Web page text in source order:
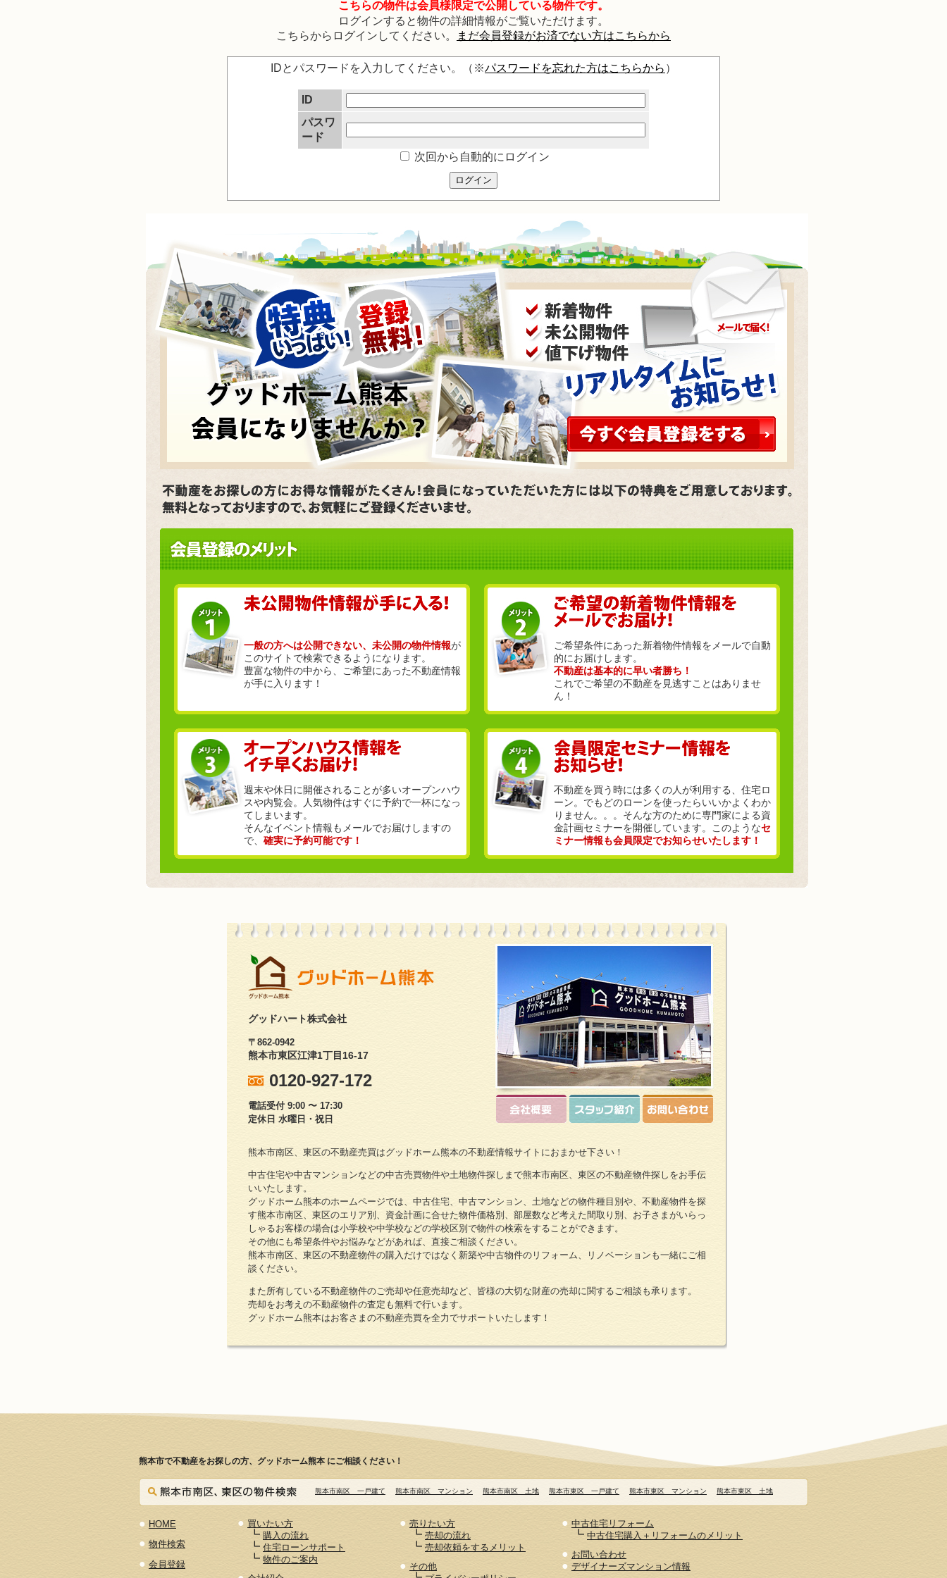
こちらの物件は会員様限定で公開している物件です。
ログインすると物件の詳細情報がご覧いただけます。
こちらからログインしてください。
まだ会員登録がお済でない方はこちらから
IDとパスワードを入力してください。（※パスワードを忘れた方はこちらから ）
ID
パスワ
ード
次回から自動的にログイン
ログイン
一般の方へは公開できない、未公開の物件情報が
このサイトで検索できるようになります。
豊富な物件の中から、ご希望にあった不動産情報
が手に入ります！
ご希望条件にあった新着物件情報をメールで自動
的にお届けします。
不動産は基本的に早い者勝ち！
これでご希望の不動産を見逃すことはありませ
ん！
週末や休日に開催されることが多いオープンハウ
スや内覧会。人気物件はすぐに予約で一杯になっ
てしまいます。
そんなイベント情報もメールでお届けしますの
で、 確実に予約可能です！
不動産を買う時には多くの人が利用する、住宅ロ
ーン。でもどのローンを使ったらいいかよくわか
りません。。。そんな方のために専門家による資
金計画セミナーを開催しています。このようなセ
ミナー情報も会員限定でお知らせいたします！
グッドハート株式会社
〒862-0942
熊本市東区江津1丁目16-17
0120-927-172
電話受付 9:00 〜 17:30
定休日 水曜日・祝日
熊本市南区、東区の不動産売買はグッドホーム熊本の不動産情報サイトにおまかせ下さい！
中古住宅や中古マンションなどの中古売買物件や土地物件探しまで熊本市南区、東区の不動産物件探しをお手伝
いいたします。
グッドホーム熊本のホームページでは、中古住宅、中古マンション、土地などの物件種目別や、不動産物件を探
す熊本市南区、東区のエリア別、資金計画に合せた物件価格別、部屋数など考えた間取り別、お子さまがいらっ
しゃるお客様の場合は小学校や中学校などの学校区別で物件の検索をすることができます。
その他にも希望条件やお悩みなどがあれば、直接ご相談ください。
熊本市南区、東区の不動産物件の購入だけではなく新築や中古物件のリフォーム、リノベーションも一緒にご相
談ください。
また所有している不動産物件のご売却や任意売却など、皆様の大切な財産の売却に関するご相談も承ります。
売却をお考えの不動産物件の査定も無料で行います。
グッドホーム熊本はお客さまの不動産売買を全力でサポートいたします！
熊本市で不動産をお探しの方、グッドホーム熊本 にご相談ください！
熊本市南区 一戸建て 熊本市南区 マンション 熊本市南区 土地 熊本市東区 一戸建て 熊本市東区 マンション 熊本市東区 土地
● HOME
● 物件検索
● 会員登録
● 買いたい方
┗ 購入の流れ
┗ 住宅ローンサポート
┗ 物件のご案内
● 売りたい方
┗ 売却の流れ
┗ 売却依頼をするメリット
● その他
● 中古住宅リフォーム
┗ 中古住宅購入＋リフォームのメリット
● お問い合わせ
● デザイナーズマンション情報